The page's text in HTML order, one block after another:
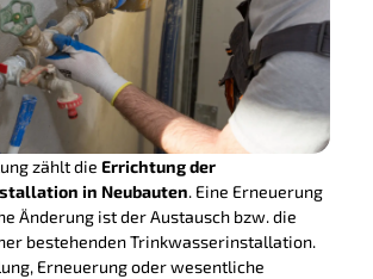
zählt die Errichtung der
in Neubauten. Eine Erneuerung
Änderung ist der Austausch bzw. die
bestehenden Trinkwasserinstallation.
Erneuerung oder wesentliche